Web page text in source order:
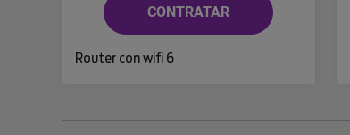
CONTRATAR
Router con wifi 6